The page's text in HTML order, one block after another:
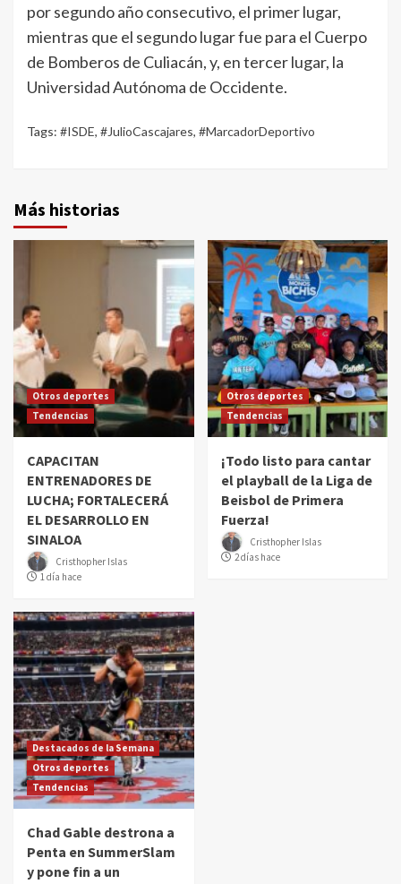
por segundo año consecutivo, el primer lugar,
mientras que el segundo lugar fue para el Cuerpo
de Bomberos de Culiacán, y, en tercer lugar, la
Universidad Autónoma de Occidente.
Tags: #ISDE, #JulioCascajares, #MarcadorDeportivo
Más historias
Otros deportes
Tendencias
CAPACITAN
ENTRENADORES DE
LUCHA; FORTALECERÁ
EL DESARROLLO EN
SINALOA
Cristhopher Islas
1 día hace
Otros deportes
Tendencias
¡Todo listo para cantar
el playball de la Liga de
Beisbol de Primera
Fuerza!
Cristhopher Islas
2 días hace
Destacados de la Semana
Otros deportes
Tendencias
Chad Gable destrona a
Penta en SummerSlam
y pone fin a un